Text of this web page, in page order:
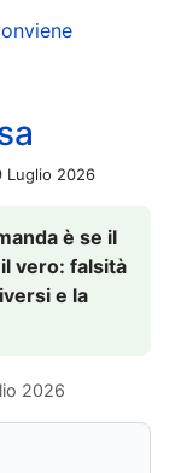
Luglio 2026
è se il
vero: falsità
e la
2026